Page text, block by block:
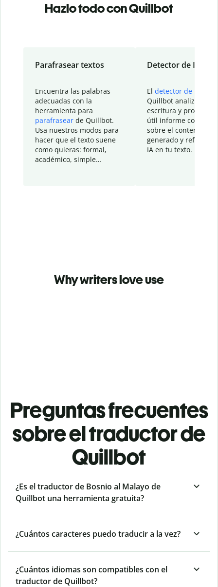
Hazlo todo con Quillbot
Parafrasear textos
Encuentra las palabras
adecuadas con la
herramienta para
parafrasear de Quillbot.
Usa nuestros modos para
hacer que el texto suene
como quieras: formal,
académico, simple…
Detector de IA
El detector de IA
Quillbot analiza tu
escritura y
útil informe con
sobre el contenido
generado y refinado
IA en tu texto.
Why writers love use
Preguntas frecuentes
sobre el traductor de
Quillbot
¿Es el traductor de Bosnio al Malayo de
Quillbot una herramienta gratuita?
¿Cuántos caracteres puedo traducir a la vez?
¿Cuántos idiomas son compatibles con el
traductor de Quillbot?